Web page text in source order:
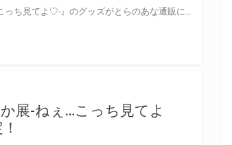
展-ねぇ…こっち見てよ